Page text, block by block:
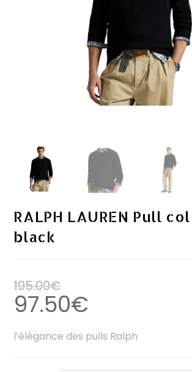
RALPH LAUREN Pull
black
195.00€
97.50€
l’élégance des pulls Ralph